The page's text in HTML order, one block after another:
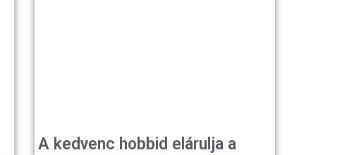
A kedvenc hobbid elárulja a